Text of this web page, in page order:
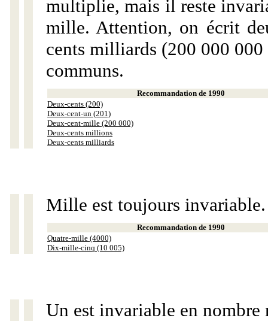
multiplie, mais il reste
mille. Attention, on écrit
cents milliards (200 000
communs.
Recommandation de 1990
Deux-cents (200)
Deux-cent-un (201)
Deux-cent-mille (200 000)
Deux-cents millions
Deux-cents milliards
Mille est toujours invariable.
Recommandation de 1990
Quatre-mille (4000)
Dix-mille-cinq (10 005)
Un est invariable en nombre